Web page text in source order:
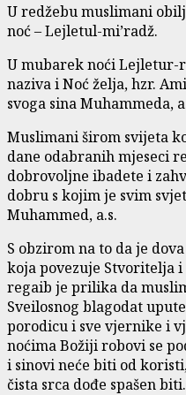
U redžebu muslimani
noć – Lejletul-mi’radž.
U mubarek noći Lejletur-
naziva i Noć želja, hzr.
svoga sina Muhammeda,
Muslimani širom svijeta
dane odabranih mjeseci
dobrovoljne ibadete i
dobru s kojim je svim
Muhammed, a.s.
S obzirom na to da je
koja povezuje Stvoritelja
regaib je prilika da
Sveilosnog blagodat
porodicu i sve vjernike i
noćima Božiji robovi se
i sinovi neće biti od
čista srca dođe spašen